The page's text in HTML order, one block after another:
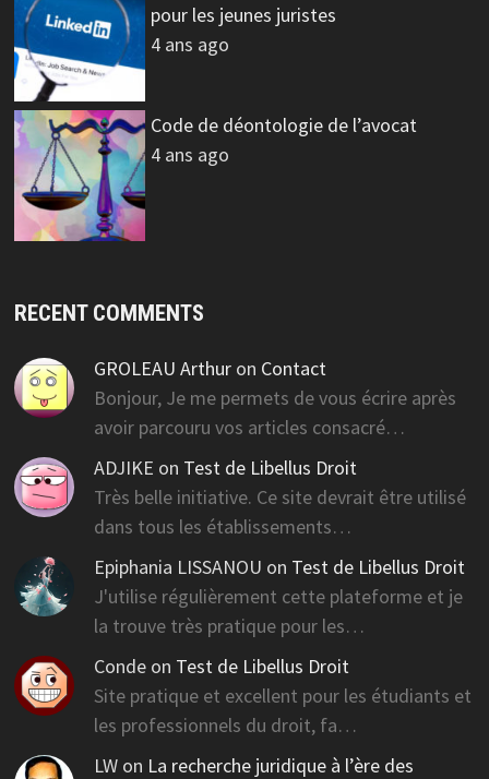
pour les jeunes juristes
4 ans ago
Code de déontologie de l’avocat
4 ans ago
RECENT COMMENTS
GROLEAU Arthur on Contact
Bonjour, Je me permets de vous écrire après
avoir parcouru vos articles consacré…
ADJIKE on Test de Libellus Droit
Très belle initiative. Ce site devrait être utilisé
dans tous les établissements…
Epiphania LISSANOU on Test de Libellus Droit
J'utilise régulièrement cette plateforme et je
la trouve très pratique pour les…
Conde on Test de Libellus Droit
Site pratique et excellent pour les étudiants et
les professionnels du droit, fa…
LW on La recherche juridique à l’ère des